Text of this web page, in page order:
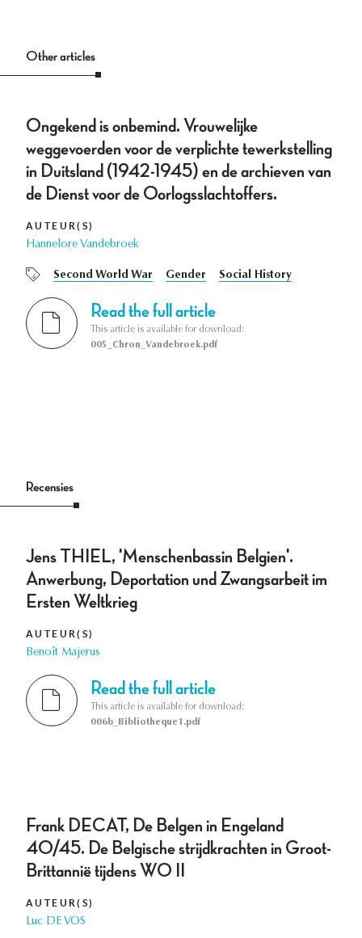
Other articles
Ongekend is onbemind. Vrouwelijke
weggevoerden voor de verplichte tewerkstelling
in Duitsland (1942-1945) en de archieven van
de Dienst voor de Oorlogsslachtoffers.
AUTEUR(S)
Hannelore Vandebroek
Second World War Gender Social History
Read the full article
This article is available for download:
005_Chron_Vandebroek.pdf
Recensies
Jens THIEL, 'Menschenbassin Belgien'.
Anwerbung, Deportation und Zwangsarbeit im
Ersten Weltkrieg
AUTEUR(S)
Benoît Majerus
Read the full article
This article is available for download:
006b_Bibliotheque1.pdf
Frank DECAT, De Belgen in Engeland
40/45. De Belgische strijdkrachten in Groot-
Brittannië tijdens WO II
AUTEUR(S)
Luc DE VOS